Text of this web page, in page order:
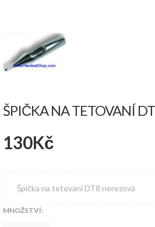
ŠPIČKA NA TETOVANÍ
130Kč
Špička na tetovaní DT8 nerezová
MNOŽSTVÍ: